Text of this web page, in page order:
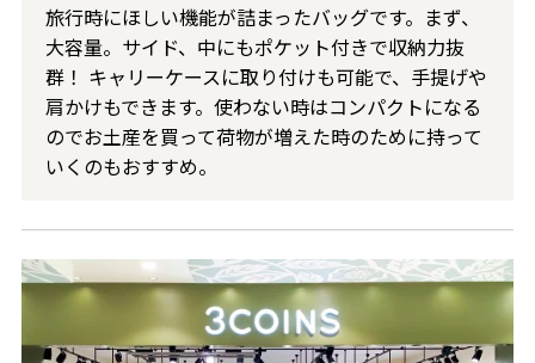
旅行時にほしい機能が詰まったバッグです。まず、
大容量。サイド、中にもポケット付きで収納力抜
群！ キャリーケースに取り付けも可能で、手提げや
肩かけもできます。使わない時はコンパクトになる
のでお土産を買って荷物が増えた時のために持って
いくのもおすすめ。